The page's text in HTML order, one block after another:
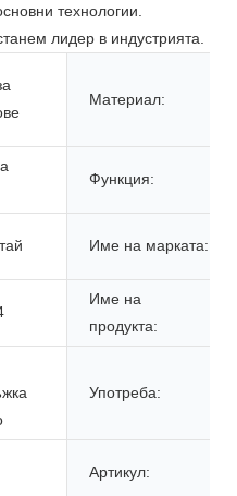
технологии.
лидер в индустрията.
Материал:
Функция:
Име на марката:
Име на
продукта:
Употреба:
Артикул: